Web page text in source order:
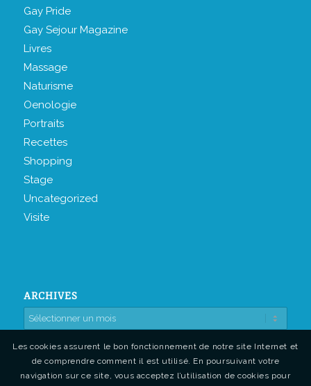
Gay Pride
Gay Sejour Magazine
Livres
Massage
Naturisme
Oenologie
Portraits
Recettes
Shopping
Stage
Uncategorized
Visite
ARCHIVES
Les cookies assurent le bon fonctionnement de notre site Internet et
de comprendre comment il est utilisé. En poursuivant votre
navigation sur ce site, vous acceptez l’utilisation de cookies pour